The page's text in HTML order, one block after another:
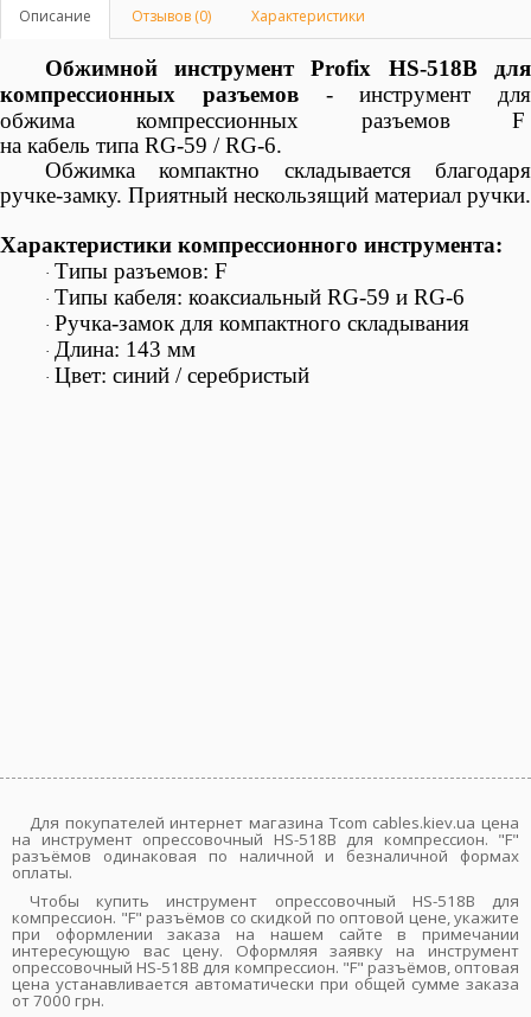
Описание Отзывов (0) Характеристики
Обжимной инструмент Profix HS-518B для
компрессионных разъемов- инструмент для
обжима компрессионных разъемов F
на кабель типа RG-59 / RG-6.
Обжимка компактно складывается благодаря
ручке-замку. Приятный нескользящий материал ручки.
Характеристики компрессионного инструмента:
· Типы разъемов: F
· Типы кабеля: коаксиальный RG-59 и RG-6
· Ручка-замок для компактного складывания
· Длина: 143 мм
· Цвет: синий / серебристый
Для покупателей интернет магазина Tcom cables.kiev.ua цена
на инструмент опрессовочный HS-518B для компрессион. "F"
разъёмов одинаковая по наличной и безналичной формах
оплаты.
Чтобы купить инструмент опрессовочный HS-518B для
компрессион. "F" разъёмов со скидкой по оптовой цене, укажите
при оформлении заказа на нашем сайте в примечании
интересующую вас цену. Оформляя заявку на инструмент
опрессовочный HS-518B для компрессион. "F" разъёмов, оптовая
цена устанавливается автоматически при общей сумме заказа
от 7000 грн.